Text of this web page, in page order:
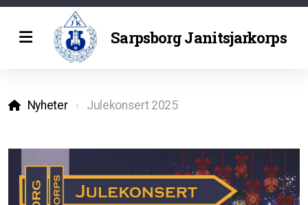
Sarpsborg Janitsjarkorps
Nyheter Julekonsert 2025